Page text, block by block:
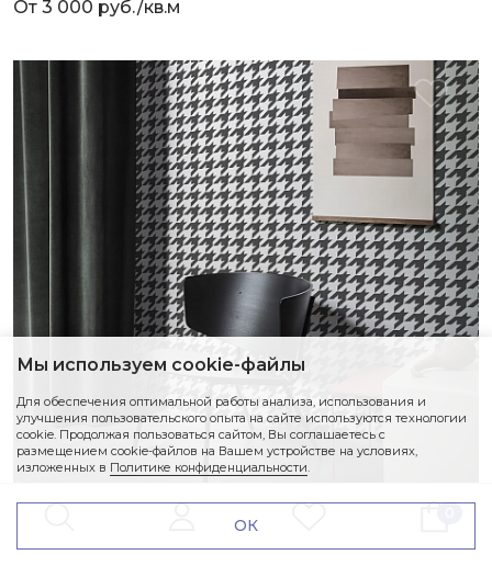
От 3 000 руб./кв.м
PIED-DE-POULE
Мы используем cookie-файлы
Для обеспечения оптимальной работы анализа, использования и
улучшения пользовательского опыта на сайте используются технологии
cookie. Продолжая пользоваться сайтом, Вы соглашаетесь с
размещением cookie-файлов на Вашем устройстве на условиях,
изложенных в Политике конфиденциальности.
ОК